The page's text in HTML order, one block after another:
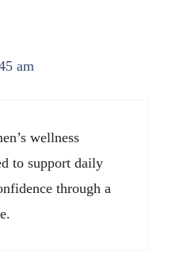
am
wellness
to support daily
through a